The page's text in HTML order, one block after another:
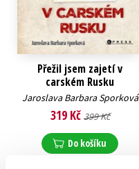
Přežil jsem zajetí v
carském Rusku
Jaroslava Barbara Sporková
319 Kč 399 Kč
Do košíku